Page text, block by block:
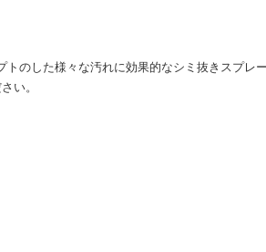
のした様々な汚れに効果的なシミ抜きスプレー
い。